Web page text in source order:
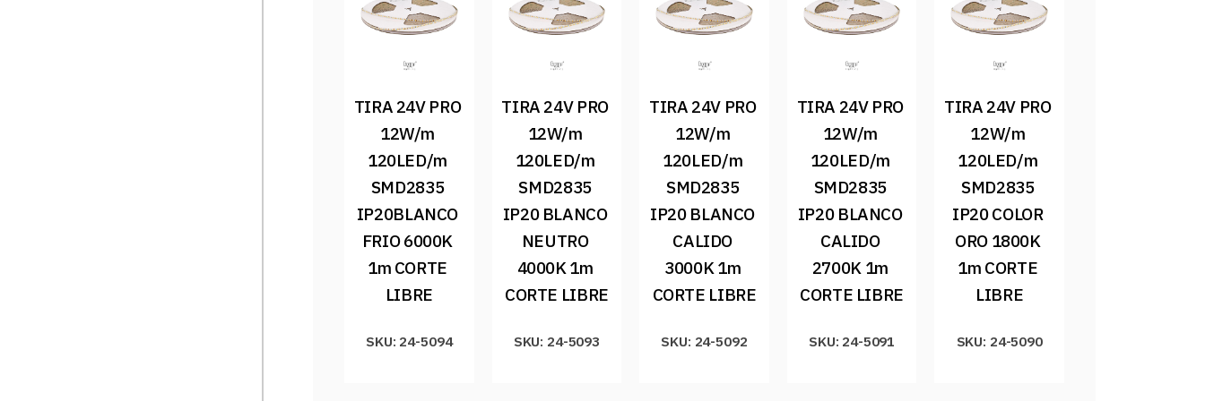
TIRA 24V PRO
12W/m
120LED/m
SMD2835
IP20BLANCO
FRIO 6000K
1m CORTE
LIBRE
SKU: 24-5094
TIRA 24V PRO
12W/m
120LED/m
SMD2835
IP20 BLANCO
NEUTRO
4000K 1m
CORTE LIBRE
SKU: 24-5093
TIRA 24V PRO
12W/m
120LED/m
SMD2835
IP20 BLANCO
CALIDO
3000K 1m
CORTE LIBRE
SKU: 24-5092
TIRA 24V PRO
12W/m
120LED/m
SMD2835
IP20 BLANCO
CALIDO
2700K 1m
CORTE LIBRE
SKU: 24-5091
TIRA 24V PRO
12W/m
120LED/m
SMD2835
IP20 COLOR
ORO 1800K
1m CORTE
LIBRE
SKU: 24-5090